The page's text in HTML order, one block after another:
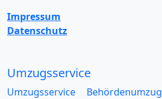
Impressum
Datenschutz
Umzugsservice
Umzugsservice Behördenumzug